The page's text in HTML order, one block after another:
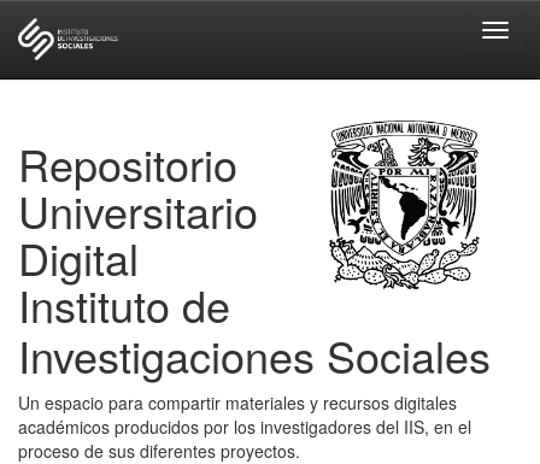
Repositorio
Universitario
Digital
Instituto de
Investigaciones Sociales
Un espacio para compartir materiales y recursos digitales
académicos producidos por los investigadores del IIS, en el
proceso de sus diferentes proyectos.